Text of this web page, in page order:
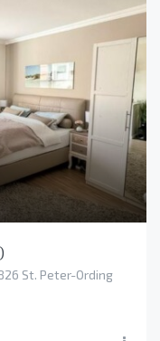
St. Peter-Ording